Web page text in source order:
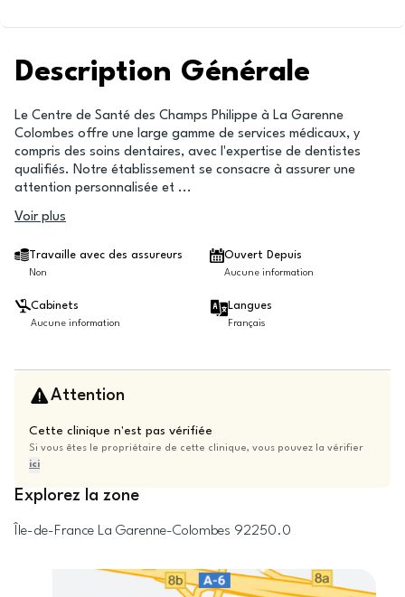
Description Générale
Le Centre de Santé des Champs Philippe à La Garenne
Colombes offre une large gamme de services médicaux, y
compris des soins dentaires, avec l'expertise de dentistes
qualifiés. Notre établissement se consacre à assurer une
attention personnalisée et ...
Voir plus
Travaille avec des assureurs
Non
Ouvert Depuis
Aucune information
Cabinets
Aucune information
Langues
Français
Attention
Cette clinique n'est pas vérifiée
Si vous êtes le propriétaire de cette clinique, vous pouvez la vérifier
ici
Explorez la zone
Île-de-France La Garenne-Colombes 92250.0